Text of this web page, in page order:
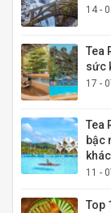
14 -
Tea
sức
17 -
Tea
bậc
11 -
Top